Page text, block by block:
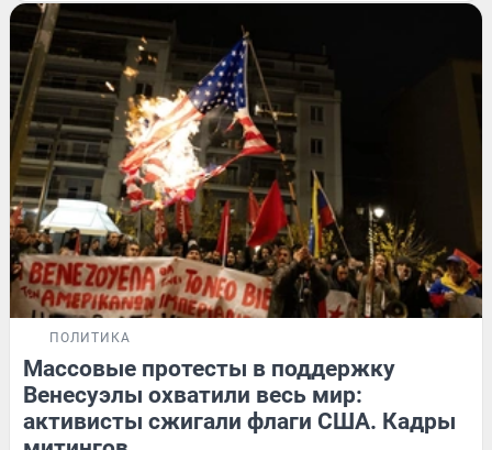
ПОЛИТИКА
Массовые протесты в поддержку
Венесуэлы охватили весь мир:
активисты сжигали флаги США. Кадры